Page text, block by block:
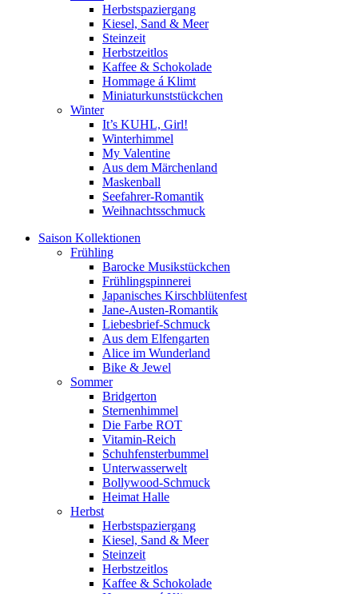
Herbstspaziergang
Kiesel, Sand & Meer
Steinzeit
Herbstzeitlos
Kaffee & Schokolade
Hommage á Klimt
Miniaturkunststückchen
Winter
It’s KUHL, Girl!
Winterhimmel
My Valentine
Aus dem Märchenland
Maskenball
Seefahrer-Romantik
Weihnachtsschmuck
Saison Kollektionen
Frühling
Barocke Musikstückchen
Frühlingspinnerei
Japanisches Kirschblütenfest
Jane-Austen-Romantik
Liebesbrief-Schmuck
Aus dem Elfengarten
Alice im Wunderland
Bike & Jewel
Sommer
Bridgerton
Sternenhimmel
Die Farbe ROT
Vitamin-Reich
Schuhfensterbummel
Unterwasserwelt
Bollywood-Schmuck
Heimat Halle
Herbst
Herbstspaziergang
Kiesel, Sand & Meer
Steinzeit
Herbstzeitlos
Kaffee & Schokolade